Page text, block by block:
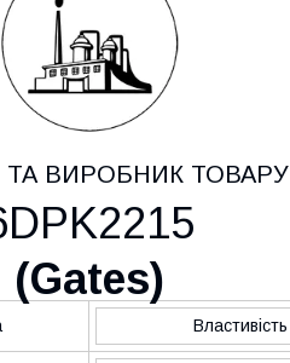
ТА ВИРОБНИК ТОВАРУ
(Gates)
Властивість